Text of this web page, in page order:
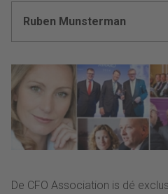
Ruben Munsterman
De CFO Association is dé